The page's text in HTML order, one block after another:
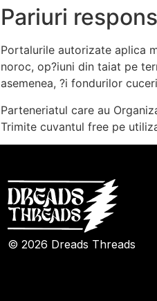
Pariuri
Portalurile autorizate aplica
noroc, op?iuni din taiat pe
asemenea, ?i fondurilor
Parteneriatul care au
Trimite cuvantul free pe
© 2026 Dreads Threads